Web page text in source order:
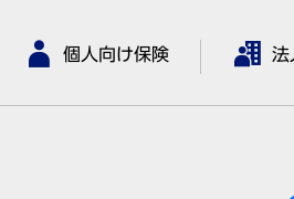
個人向け保険 法